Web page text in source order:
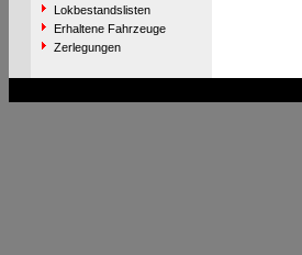
Lokbestandslisten
Erhaltene Fahrzeuge
Zerlegungen